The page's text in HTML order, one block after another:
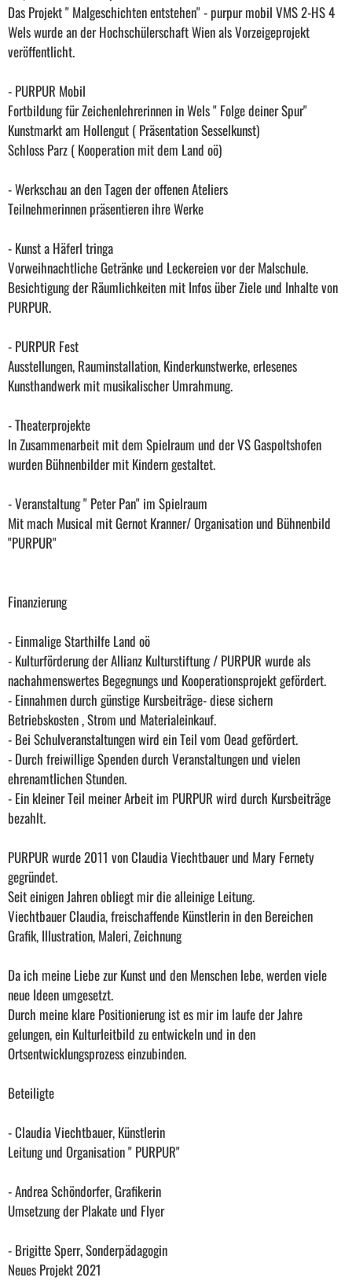
Das Projekt " Malgeschichten entstehen" - purpur mobil VMS 2-HS 4
Wels wurde an der Hochschülerschaft Wien als Vorzeigeprojekt
veröffentlicht.
- PURPUR Mobil
Fortbildung für Zeichenlehrerinnen in Wels " Folge deiner Spur"
Kunstmarkt am Hollengut ( Präsentation Sesselkunst)
Schloss Parz ( Kooperation mit dem Land oö)
- Werkschau an den Tagen der offenen Ateliers
Teilnehmerinnen präsentieren ihre Werke
- Kunst a Häferl tringa
Vorweihnachtliche Getränke und Leckereien vor der Malschule.
Besichtigung der Räumlichkeiten mit Infos über Ziele und Inhalte von
PURPUR.
- PURPUR Fest
Ausstellungen, Rauminstallation, Kinderkunstwerke, erlesenes
Kunsthandwerk mit musikalischer Umrahmung.
- Theaterprojekte
In Zusammenarbeit mit dem Spielraum und der VS Gaspoltshofen
wurden Bühnenbilder mit Kindern gestaltet.
- Veranstaltung " Peter Pan" im Spielraum
Mit mach Musical mit Gernot Kranner/ Organisation und Bühnenbild
"PURPUR"
Finanzierung
- Einmalige Starthilfe Land oö
- Kulturförderung der Allianz Kulturstiftung / PURPUR wurde als
nachahmenswertes Begegnungs und Kooperationsprojekt gefördert.
- Einnahmen durch günstige Kursbeiträge- diese sichern
Betriebskosten , Strom und Materialeinkauf.
- Bei Schulveranstaltungen wird ein Teil vom Oead gefördert.
- Durch freiwillige Spenden durch Veranstaltungen und vielen
ehrenamtlichen Stunden.
- Ein kleiner Teil meiner Arbeit im PURPUR wird durch Kursbeiträge
bezahlt.
PURPUR wurde 2011 von Claudia Viechtbauer und Mary Fernety
gegründet.
Seit einigen Jahren obliegt mir die alleinige Leitung.
Viechtbauer Claudia, freischaffende Künstlerin in den Bereichen
Grafik, Illustration, Maleri, Zeichnung
Da ich meine Liebe zur Kunst und den Menschen lebe, werden viele
neue Ideen umgesetzt.
Durch meine klare Positionierung ist es mir im laufe der Jahre
gelungen, ein Kulturleitbild zu entwickeln und in den
Ortsentwicklungsprozess einzubinden.
Beteiligte
- Claudia Viechtbauer, Künstlerin
Leitung und Organisation " PURPUR"
- Andrea Schöndorfer, Grafikerin
Umsetzung der Plakate und Flyer
- Brigitte Sperr, Sonderpädagogin
Neues Projekt 2021